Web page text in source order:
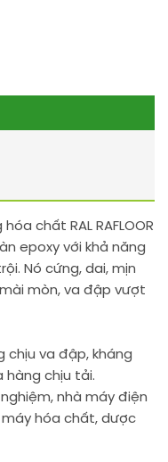
chất RAL RAFLOOR
epoxy với khả năng
Nó cứng, dai, mịn
mòn, va đập vượt
chịu va đập, kháng
hàng chịu tải.
nhà máy điện
máy hóa chất, dược